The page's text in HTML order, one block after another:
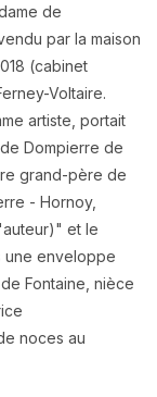
de
par la maison
(cabinet
Voltaire.
artiste, portait
Dompierre de
grand-père de
- Hornoy,
et le
une enveloppe
Fontaine, nièce
noces au